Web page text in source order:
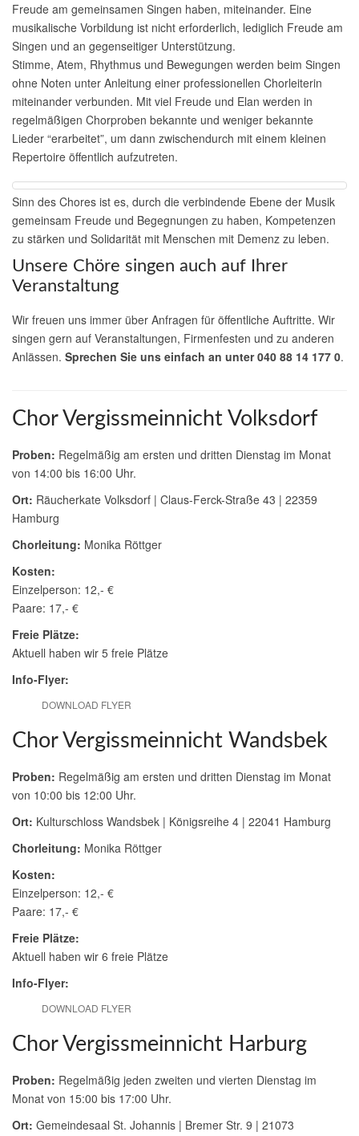
Freude am gemeinsamen Singen haben, miteinander. Eine
musikalische Vorbildung ist nicht erforderlich, lediglich Freude am
Singen und an gegenseitiger Unterstützung.
Stimme, Atem, Rhythmus und Bewegungen werden beim Singen
ohne Noten unter Anleitung einer professionellen Chorleiterin
miteinander verbunden. Mit viel Freude und Elan werden in
regelmäßigen Chorproben bekannte und weniger bekannte
Lieder “erarbeitet”, um dann zwischendurch mit einem kleinen
Repertoire öffentlich aufzutreten.
Sinn des Chores ist es, durch die verbindende Ebene der Musik
gemeinsam Freude und Begegnungen zu haben, Kompetenzen
zu stärken und Solidarität mit Menschen mit Demenz zu leben.
Unsere Chöre singen auch auf Ihrer
Veranstaltung
Wir freuen uns immer über Anfragen für öffentliche Auftritte. Wir
singen gern auf Veranstaltungen, Firmenfesten und zu anderen
Anlässen. Sprechen Sie uns einfach an unter 040 88 14 177 0.
Chor Vergissmeinnicht Volksdorf
Proben: Regelmäßig am ersten und dritten Dienstag im Monat
von 14:00 bis 16:00 Uhr.
Ort: Räucherkate Volksdorf | Claus-Ferck-Straße 43 | 22359
Hamburg
Chorleitung: Monika Röttger
Kosten:
Einzelperson: 12,- €
Paare: 17,- €
Freie Plätze:
Aktuell haben wir 5 freie Plätze
Info-Flyer:
DOWNLOAD FLYER
Chor Vergissmeinnicht Wandsbek
Proben: Regelmäßig am ersten und dritten Dienstag im Monat
von 10:00 bis 12:00 Uhr.
Ort: Kulturschloss Wandsbek | Königsreihe 4 | 22041 Hamburg
Chorleitung: Monika Röttger
Kosten:
Einzelperson: 12,- €
Paare: 17,- €
Freie Plätze:
Aktuell haben wir 6 freie Plätze
Info-Flyer:
DOWNLOAD FLYER
Chor Vergissmeinnicht Harburg
Proben: Regelmäßig jeden zweiten und vierten Dienstag im
Monat von 15:00 bis 17:00 Uhr.
Ort: Gemeindesaal St. Johannis | Bremer Str. 9 | 21073